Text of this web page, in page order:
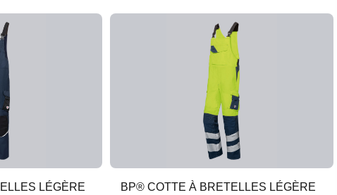
LÉGÈRE
BP® COTTE À BRETELLES LÉGÈRE